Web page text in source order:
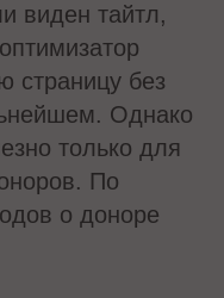
виден тайтл,
страницу без
Однако
только для
По
о доноре